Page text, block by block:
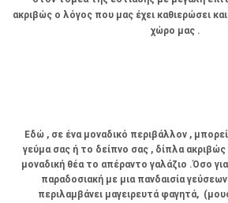
ακριβώς ο λόγος που μας έχει καθιερώσει
χώρο μας .
Εδώ , σε ένα μοναδικό περιβάλλον ,
γεύμα σας ή το δείπνο σας , δίπλα
μοναδική θέα το απέραντο γαλάζιο .Όσο για
παραδοσιακή με μια πανδαισία γεύσεων
περιλαμβάνει μαγειρευτά φαγητά,